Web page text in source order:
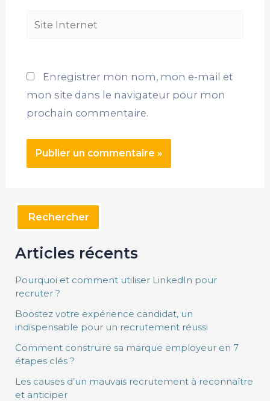
Site
Enregistrer mon nom, mon e-mail et
mon site dans le navigateur pour mon
prochain commentaire.
Rechercher
Articles récents
Pourquoi et comment utiliser LinkedIn pour
recruter ?
Boostez votre expérience candidat, un
indispensable pour un recrutement réussi
Comment construire sa marque employeur en 7
étapes clés ?
Les causes d’un mauvais recrutement à reconnaître
et anticiper